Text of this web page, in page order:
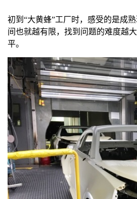
初到“大黄蜂”工厂时，感受的是成
间也就越有限，找到问题的难度越
平。